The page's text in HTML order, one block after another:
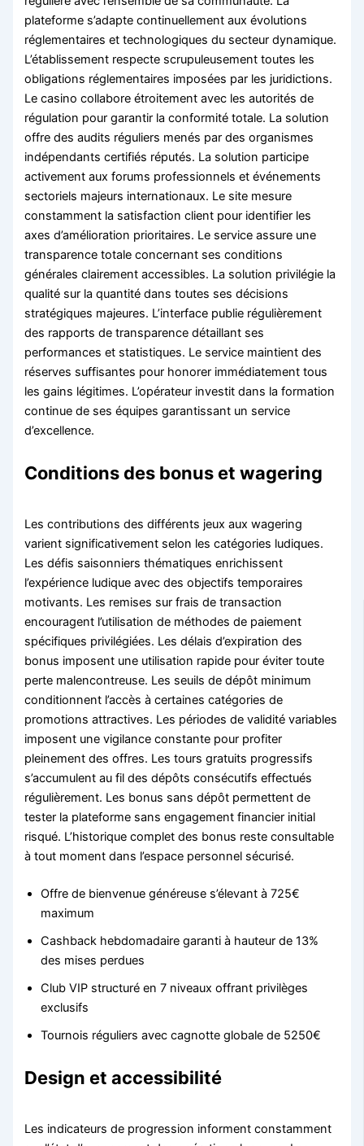
plateforme s’adapte continuellement aux évolutions
réglementaires et technologiques du secteur dynamique.
L’établissement respecte scrupuleusement toutes les
obligations réglementaires imposées par les juridictions.
Le casino collabore étroitement avec les autorités de
régulation pour garantir la conformité totale. La solution
offre des audits réguliers menés par des organismes
indépendants certifiés réputés. La solution participe
activement aux forums professionnels et événements
sectoriels majeurs internationaux. Le site mesure
constamment la satisfaction client pour identifier les
axes d’amélioration prioritaires. Le service assure une
transparence totale concernant ses conditions
générales clairement accessibles. La solution privilégie la
qualité sur la quantité dans toutes ses décisions
stratégiques majeures. L’interface publie régulièrement
des rapports de transparence détaillant ses
performances et statistiques. Le service maintient des
réserves suffisantes pour honorer immédiatement tous
les gains légitimes. L’opérateur investit dans la formation
continue de ses équipes garantissant un service
d’excellence.
Conditions des bonus et wagering
Les contributions des différents jeux aux wagering
varient significativement selon les catégories ludiques.
Les défis saisonniers thématiques enrichissent
l’expérience ludique avec des objectifs temporaires
motivants. Les remises sur frais de transaction
encouragent l’utilisation de méthodes de paiement
spécifiques privilégiées. Les délais d’expiration des
bonus imposent une utilisation rapide pour éviter toute
perte malencontreuse. Les seuils de dépôt minimum
conditionnent l’accès à certaines catégories de
promotions attractives. Les périodes de validité variables
imposent une vigilance constante pour profiter
pleinement des offres. Les tours gratuits progressifs
s’accumulent au fil des dépôts consécutifs effectués
régulièrement. Les bonus sans dépôt permettent de
tester la plateforme sans engagement financier initial
risqué. L’historique complet des bonus reste consultable
à tout moment dans l’espace personnel sécurisé.
Offre de bienvenue généreuse s’élevant à 725€
maximum
Cashback hebdomadaire garanti à hauteur de 13%
des mises perdues
Club VIP structuré en 7 niveaux offrant privilèges
exclusifs
Tournois réguliers avec cagnotte globale de 5250€
Design et accessibilité
Les indicateurs de progression informent constamment